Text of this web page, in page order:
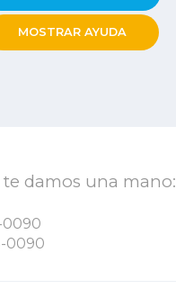
MOSTRAR AYUDA
te damos una mano:
0090
0090